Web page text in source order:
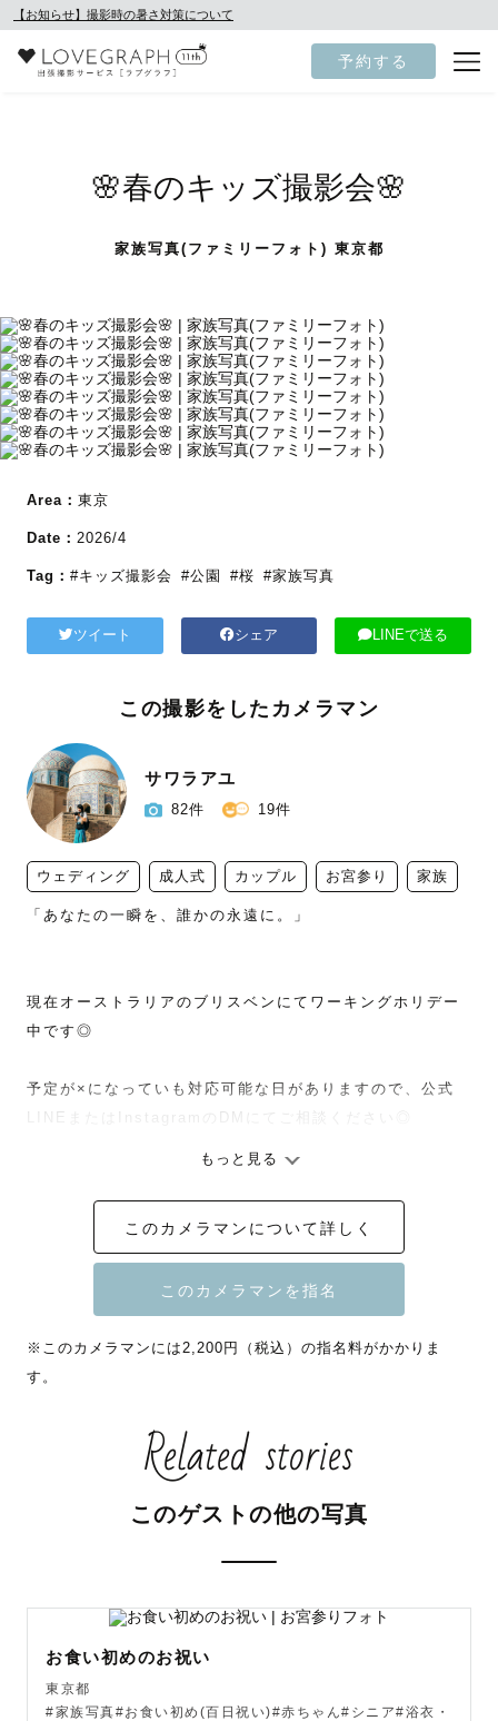
【お知らせ】撮影時の暑さ対策について
予約する
🌸春のキッズ撮影会🌸
家族写真(ファミリーフォト) 東京都
Area： 東京
Date： 2026/4
Tag： #キッズ撮影会 #公園 #桜 #家族写真
ツイート シェア LINEで送る
この撮影をしたカメラマン
サワラアユ
82件 19件
ウェディング 成人式 カップル お宮参り 家族
「あなたの一瞬を、誰かの永遠に。」
現在オーストラリアのブリスベンにてワーキングホリデー
中です◎
予定が×になっていも対応可能な日がありますので、公式
LINEまたはInstagramのDMにてご相談ください◎
《 自己紹介 》
はじめまして！
東京都出身のサワラアユです🐟
バックパッカーの経験を活かし、空気感を切り取る撮影が
得意です✨✨
《 　好きなもの　》
一人旅が多く、現地の人にオススメを聞いてローカルな場
湾・ドイツ・オーストリア・フィリピン・ベトナム・ウズ
（カタコトですが、English ・German OK👍 Englisch ,
Deutsch◎）
もっと見る
このカメラマンについて詳しく
※このカメラマンには2,200円（税込）の指名料がかかりま
す。
Related stories
このゲストの他の写真
お食い初めのお祝い
東京都
#家族写真#お食い初め(百日祝い)#赤ちゃん#シニア#浴衣・